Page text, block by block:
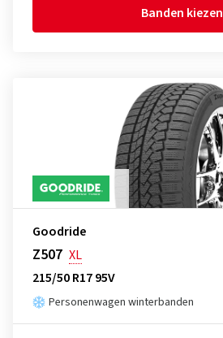
Banden kiezen
Goodride
Z507 XL
215/50 R17 95V
Personenwagen winterbanden